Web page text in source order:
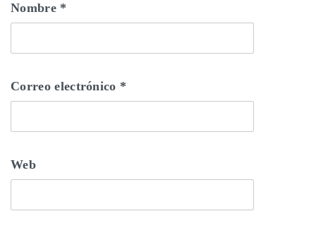
Nombre *
Correo electrónico *
Web